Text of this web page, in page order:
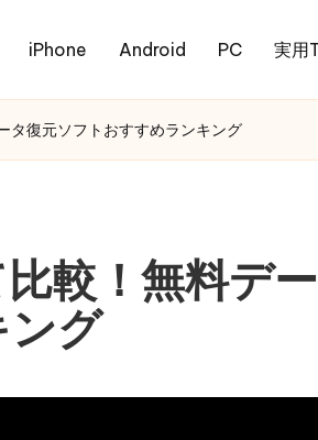
iPhone Android PC 実用
タ復元ソフトおすすめランキング
較！無料デ
グ